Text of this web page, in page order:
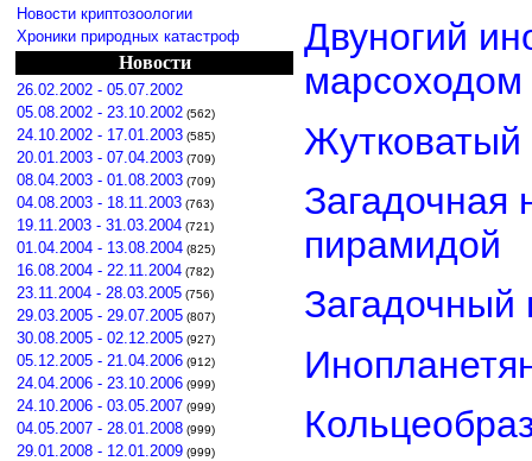
Новости криптозоологии
Хроники природных катастроф
Новости
26.02.2002 - 05.07.2002
05.08.2002 - 23.10.2002 (562)
24.10.2002 - 17.01.2003 (585)
20.01.2003 - 07.04.2003 (709)
08.04.2003 - 01.08.2003 (709)
04.08.2003 - 18.11.2003 (763)
19.11.2003 - 31.03.2004 (721)
01.04.2004 - 13.08.2004 (825)
16.08.2004 - 22.11.2004 (782)
23.11.2004 - 28.03.2005 (756)
29.03.2005 - 29.07.2005 (807)
30.08.2005 - 02.12.2005 (927)
05.12.2005 - 21.04.2006 (912)
24.04.2006 - 23.10.2006 (999)
24.10.2006 - 03.05.2007 (999)
04.05.2007 - 28.01.2008 (999)
29.01.2008 - 12.01.2009 (999)
Двуногий
марсоходом
Загадочная
пирамидой